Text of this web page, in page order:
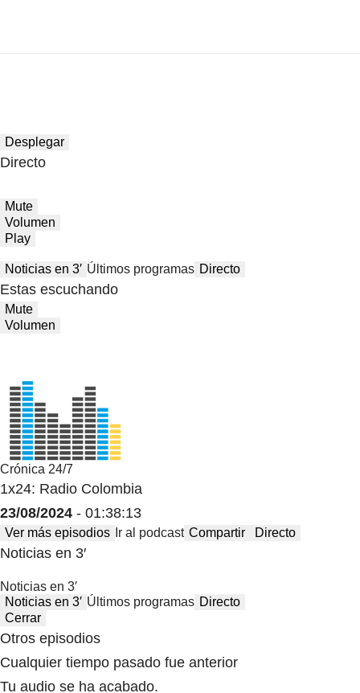
Desplegar
Directo
Mute
Volumen
Play
Noticias en 3′ Últimos programas Directo
Estas escuchando
Mute
Volumen
Crónica 24/7
1x24: Radio Colombia
23/08/2024 - 01:38:13
Ver más episodios Ir al podcast Compartir Directo
Noticias en 3′
Noticias en 3′
Noticias en 3′ Últimos programas Directo
Cerrar
Otros episodios
Cualquier tiempo pasado fue anterior
Tu audio se ha acabado.